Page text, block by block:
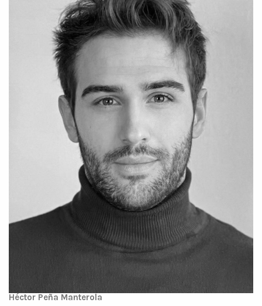
Héctor Peña Manterola